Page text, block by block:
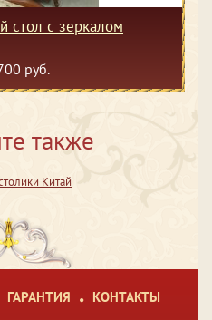
стол с зеркалом
руб.
также
Китай
ГАРАНТИЯ КОНТАКТЫ